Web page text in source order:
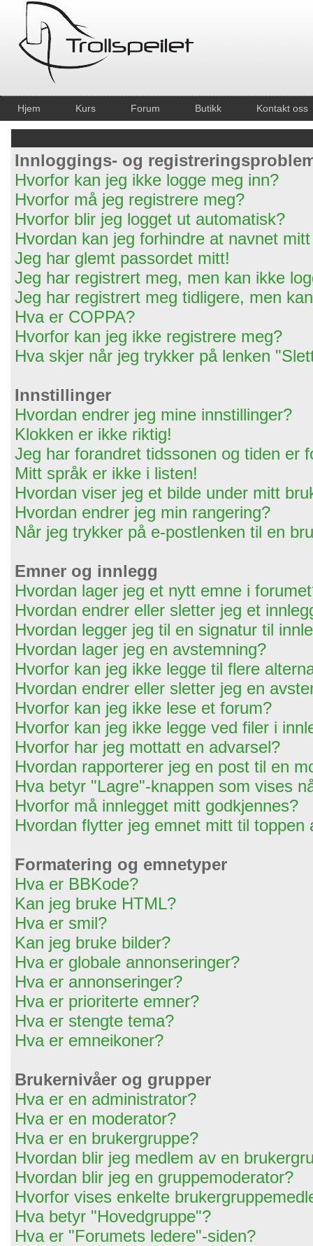
Hjem Kurs Forum Butikk Kontakt oss
Innloggings- og
Hvorfor kan jeg ikke logge meg inn?
Hvorfor må jeg registrere meg?
Hvorfor blir jeg logget ut automatisk?
Hvordan kan jeg forhindre at navnet
Jeg har glemt passordet mitt!
Jeg har registrert meg, men kan ikke
Jeg har registrert meg tidligere, men
Hva er COPPA?
Hvorfor kan jeg ikke registrere meg?
Hva skjer når jeg trykker på lenken
Innstillinger
Hvordan endrer jeg mine innstillinger?
Klokken er ikke riktig!
Jeg har forandret tidssonen og tiden er
Mitt språk er ikke i listen!
Hvordan viser jeg et bilde under mitt
Hvordan endrer jeg min rangering?
Når jeg trykker på e-postlenken til en
Emner og innlegg
Hvordan lager jeg et nytt emne i
Hvordan endrer eller sletter jeg et
Hvordan legger jeg til en signatur til
Hvordan lager jeg en avstemning?
Hvorfor kan jeg ikke legge til flere
Hvordan endrer eller sletter jeg en
Hvorfor kan jeg ikke lese et forum?
Hvorfor kan jeg ikke legge ved filer i
Hvorfor har jeg mottatt en advarsel?
Hvordan rapporterer jeg en post til en
Hva betyr "Lagre"-knappen som vises
Hvorfor må innlegget mitt godkjennes?
Hvordan flytter jeg emnet mitt til toppen
Formatering og emnetyper
Hva er BBKode?
Kan jeg bruke HTML?
Hva er smil?
Kan jeg bruke bilder?
Hva er globale annonseringer?
Hva er annonseringer?
Hva er prioriterte emner?
Hva er stengte tema?
Hva er emneikoner?
Brukernivåer og grupper
Hva er en administrator?
Hva er en moderator?
Hva er en brukergruppe?
Hvordan blir jeg medlem av en
Hvordan blir jeg en gruppemoderator?
Hvorfor vises enkelte
Hva betyr "Hovedgruppe"?
Hva er "Forumets ledere"-siden?